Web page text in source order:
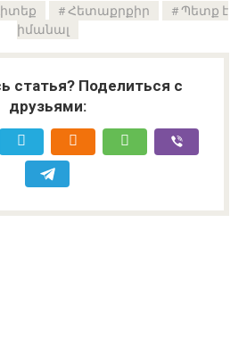
Հետաքրքիր
Պետք է
իմանալ
статья? Поделиться с
друзьями: